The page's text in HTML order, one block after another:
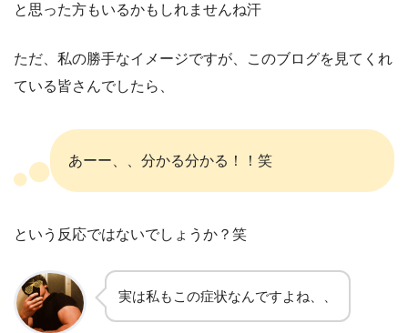
と思った方もいるかもしれませんね汗
ただ、私の勝手なイメージですが、このブログを見てくれ
ている皆さんでしたら、
あーー、、分かる分かる！！笑
という反応ではないでしょうか？笑
実は私もこの症状なんですよね、、